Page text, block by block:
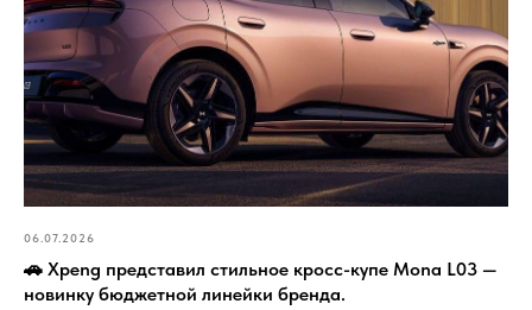
06.07.2026
🚗 Xpeng представил стильное кросс-купе Mona L03 —
новинку бюджетной линейки бренда.